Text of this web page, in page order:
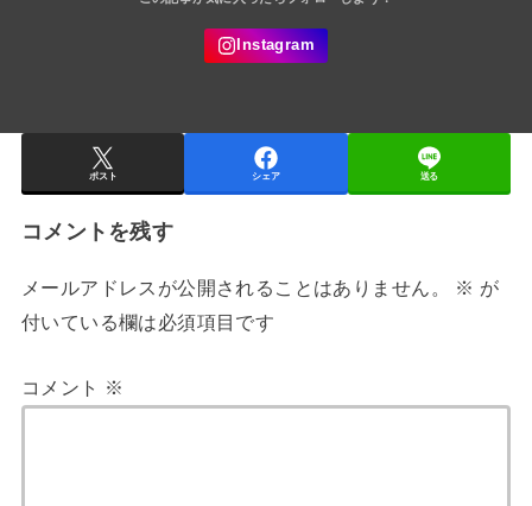
ポスト シェア 送る
コメントを残す
メールアドレスが公開されることはありません。 ※ が
付いている欄は必須項目です
コメント ※